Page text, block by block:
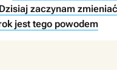
zaczynam
jest tego powodem